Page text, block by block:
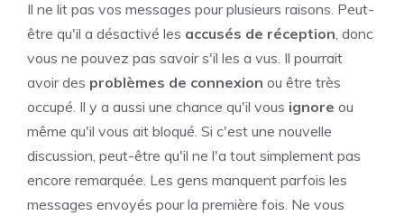
Il ne lit pas vos messages pour plusieurs raisons. Peut-
être qu'il a désactivé les accusés de réception , donc
vous ne pouvez pas savoir s'il les a vus. Il pourrait
avoir des problèmes de connexion ou être très
occupé. Il y a aussi une chance qu'il vous ignore ou
même qu'il vous ait bloqué. Si c'est une nouvelle
discussion, peut-être qu'il ne l'a tout simplement pas
encore remarquée. Les gens manquent parfois les
messages envoyés pour la première fois. Ne vous